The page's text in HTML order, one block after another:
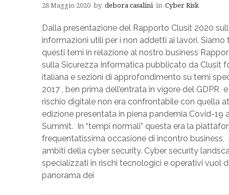
28 Maggio 2020 by debora casalini in Cyber Risk
Dalla presentazione del Rapporto Clusit 2020
informazioni utili per i non addetti ai lavori.
questi temi in relazione al nostro business
sulla Sicurezza Informatica pubblicato da Clusit
italiana e sezioni di approfondimento su temi
2017 , ben prima dell’entrata in vigore del
rischio digitale non era confrontabile con quella
edizione presentata in piena pandemia Covid-19
Summit. In “tempi normali” questa era la
frequentatissima occasione di incontro
ambiti della cyber security. Cyber security
specializzati in rischi tecnologici e operativi vuol
panorama dei